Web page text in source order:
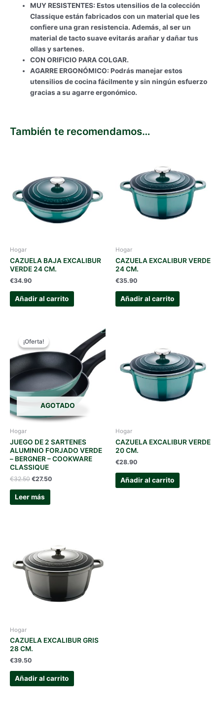
MUY RESISTENTES: Estos utensilios de la colección
Classique están fabricados con un material que les
confiere una gran resistencia. Además, al ser un
material de tacto suave evitarás arañar y dañar tus
ollas y sartenes.
CON ORIFICIO PARA COLGAR.
AGARRE ERGONÓMICO: Podrás manejar estos
utensilios de cocina fácilmente y sin ningún esfuerzo
gracias a su agarre ergonómico.
También te recomendamos…
Hogar
CAZUELA BAJA EXCALIBUR
VERDE 24 CM.
€34.90
Añadir al carrito
Hogar
CAZUELA EXCALIBUR VERDE
24 CM.
€35.90
Añadir al carrito
¡Oferta!
AGOTADO
¡Oferta!
Hogar
JUEGO DE 2 SARTENES
ALUMINIO FORJADO VERDE
– BERGNER – COOKWARE
CLASSIQUE
€32.50 El
original
era:
€27.50El
Leer más
Hogar
CAZUELA EXCALIBUR VERDE
20 CM.
€28.90
Añadir al carrito
Hogar
CAZUELA EXCALIBUR GRIS
28 CM.
€39.50
Añadir al carrito